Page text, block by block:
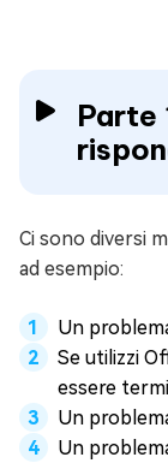
Parte
Ci sono diversi
ad esempio:
Un
Se utilizzi
essere
Un
Un